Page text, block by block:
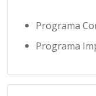
Programa
Programa